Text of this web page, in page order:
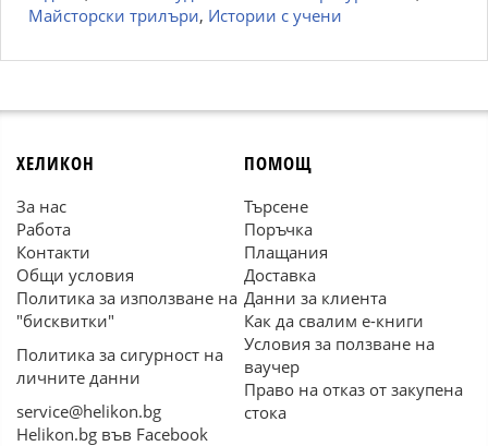
Майсторски трилъри, Истории с учени
ХЕЛИКОН
За нас
Работа
Контакти
Общи условия
Политика за използване на
"бисквитки"
Политика за сигурност на
личните данни
service@helikon.bg
Helikon.bg във Facebook
ПОМОЩ
Търсене
Поръчка
Плащания
Доставка
Данни за клиента
Как да свалим е-книги
Условия за ползване на
ваучер
Право на отказ от закупена
стока